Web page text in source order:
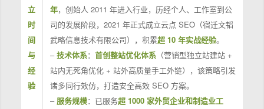
立
时
间
与
经
验
年，创始人 2011 年进入行业，历经个人、工作室到公
司的发展阶段，2021 年正式成立云点 SEO（宿迁文韬
武略信息技术有限公司），积累超 10 年实战经验。
–技术体系： 首创整站优化体系（营销型独立站建站 +
站内无死角优化 + 站外高质量手工外链），该策略引发
诸多同行效仿，打造安全高效 SEO 方案。
– 服务规模：已服务超 1000 家外贸企业和制造业工